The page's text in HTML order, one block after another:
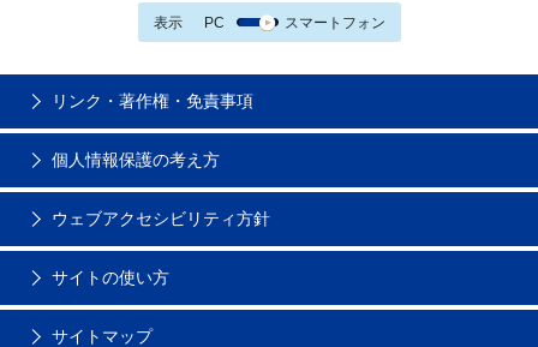
表示 PC スマートフォン
リンク・著作権・免責事項
個人情報保護の考え方
ウェブアクセシビリティ方針
サイトの使い方
サイトマップ